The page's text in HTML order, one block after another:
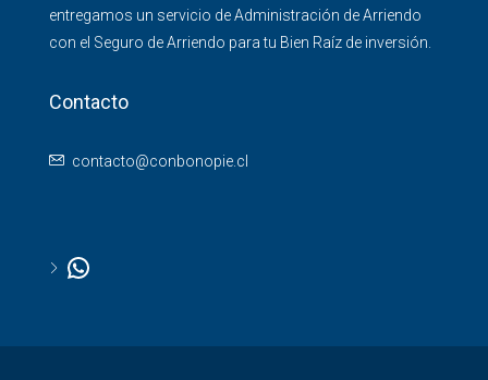
entregamos un servicio de Administración de Arriendo
con el Seguro de Arriendo para tu Bien Raíz de inversión.
Contacto
contacto@conbonopie.cl